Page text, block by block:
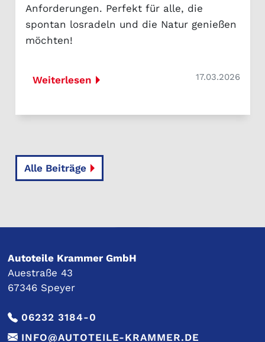
Anforderungen. Perfekt für alle, die
spontan losradeln und die Natur genießen
möchten!
Weiterlesen 17.03.2026
Alle Beiträge
Autoteile Krammer GmbH
Auestraße 43
67346 Speyer
06232 3184-0
INFO@AUTOTEILE-KRAMMER.DE